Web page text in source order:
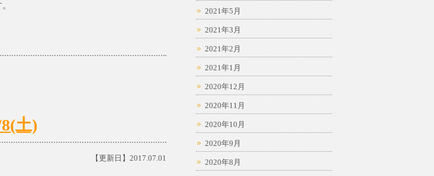
土)
【更新日】2017.07.01
2021年5月
2021年3月
2021年2月
2021年1月
2020年12月
2020年11月
2020年10月
2020年9月
2020年8月